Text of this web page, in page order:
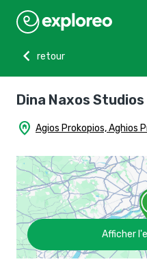
chevron_left
retour
Dina Naxos Studios
home_pin Agios Prokopios, Aghios
Afficher